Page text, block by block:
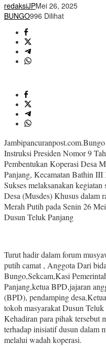
redaksiJPMei 26, 2025
BUNGO996 Dilihat
Instruksi Presiden Nomor 9
Pembentukan Koperasi Desa
Panjang, Kecamatan Bathin
Sukses melaksanakan
Desa (Musdes) Khusus dalam
Merah Putih pada Senin 26
Dusun Teluk Panjang
Turut hadir dalam forum
putih camat , Anggota Dari
Bungo,Sekcam,Kasi
Panjang,ketua BPD,jajaran
(BPD), pendamping
tokoh masyarakat Dusun
Kehadiran para pihak tersebut
terhadap inisiatif dusun dalam
melalui wadah koperasi.